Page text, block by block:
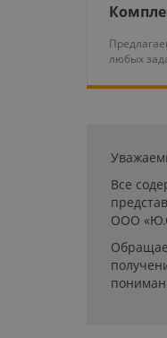
любых
Все
ООО